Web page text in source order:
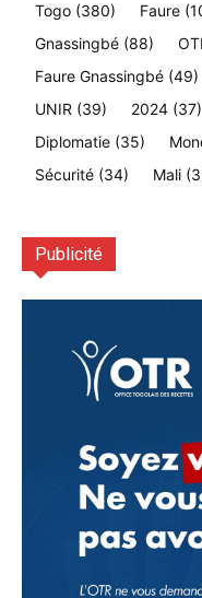
Togo (380) Faure
Gnassingbé (88)
Faure Gnassingbé (49)
UNIR (39) 2024 (37)
Diplomatie (35)
Sécurité (34) Mali
Publicité